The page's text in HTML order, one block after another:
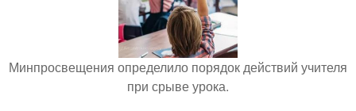
Минпросвещения определило порядок действий учителя
при срыве урока.